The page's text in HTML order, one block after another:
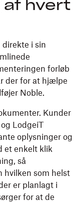
af hvert
direkte i sin
forløb
der for at hjælpe
Noble.
Kunder
LodgeiT
oplysninger og
et enkelt klik
så
hvilken som helst
er planlagt i
for at de